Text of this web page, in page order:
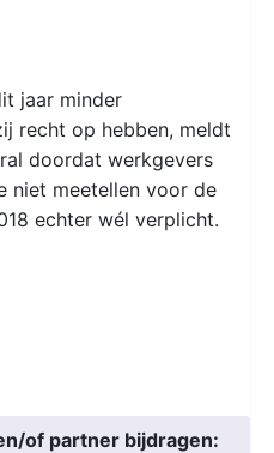
jaar minder
recht op hebben, meldt
doordat werkgevers
niet meetellen voor de
echter wél verplicht.
of partner bijdragen: